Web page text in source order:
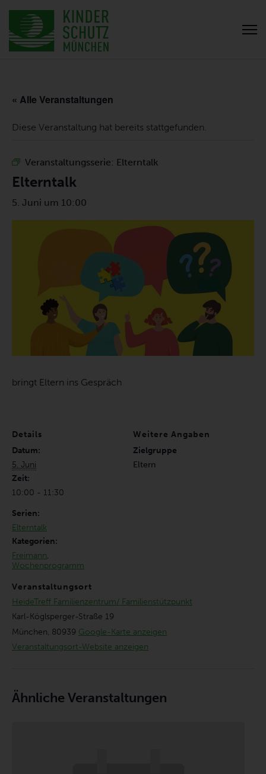
« Alle Veranstaltungen
Diese Veranstaltung hat bereits stattgefunden.
Veranstaltungsserie: Elterntalk
Elterntalk
5. Juni um 10:00
bringt Eltern ins Gespräch
Details
Datum:
5. Juni
Zeit:
10:00 - 11:30
Serien:
Elterntalk
Kategorien:
Freimann,
Wochenprogramm
Veranstaltungsort
HeideTreff Familienzentrum/ Familienstützpunkt
Karl-Köglsperger-Straße 19
München, 80939 Google-Karte anzeigen
Veranstaltungsort-Website anzeigen
Weitere Angaben
Zielgruppe
Eltern
Ähnliche Veranstaltungen